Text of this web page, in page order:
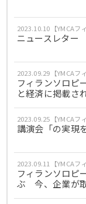
2023.10.10【YMCAフ
ニュースレター
2023.09.29【YMCAフ
フィランソロピ
と経済に掲載さ
2023.09.25【YMCAフ
講演会「の実現
2023.09.11【YMCAフ
フィランソロピ
ぶ 今、企業が